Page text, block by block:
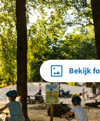
Bekijk